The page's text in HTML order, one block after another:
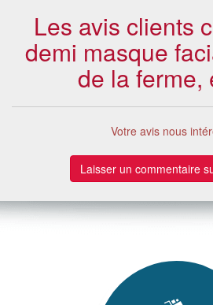
Les avis clients
demi masque
de la ferme,
Votre avis nous
Laisser un commentaire